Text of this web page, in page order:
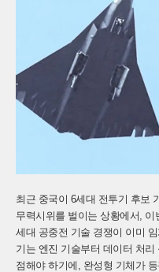
최근 중국이 6세대 전투기 후보
무력시위를 벌이는 상황에서,
세대 공중전 기술 경쟁이 이미
기는 엔진 기술부터 데이터 처
점해야 하기에, 완성형 기체가